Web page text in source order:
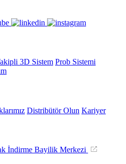
3D Sistem Prob Sistemi
Distribütör Olun Kariyer
İndirme Bayilik Merkezi